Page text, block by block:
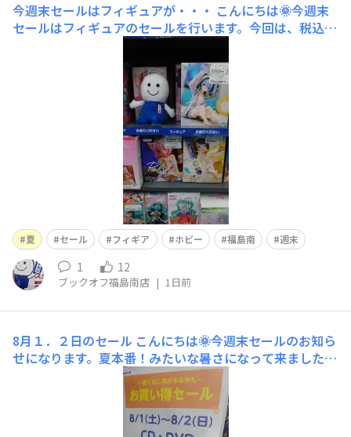
今週末セールはフィギュアが・・・ こんにちは🌞今週末
セールはフィギュアのセールを行います。今回は、税込16
00円以下の物半額です。こちらのすでに値引きがある物も
元々のラベルが税込1600円以下なら対象です。(^^♪この
機会に是非、当店に
夏 セール フィギア ホビー 福島南 週末
1 12
ブックオフ福島南店 | 1日前
8月１．２日のセール こんにちは🌞今週末セールのお知ら
せになります。夏本番！みたいな暑さになって来ました
ね？暑い時は、おうち時間とかいかがでしょうか？午前中
の涼しい時間にブックオフに来店していただきCD、DVD
をセールで安く買って頂き、午後は、DVD、CD鑑賞(^^♪
皆様、お身体に気をつけてくださいね